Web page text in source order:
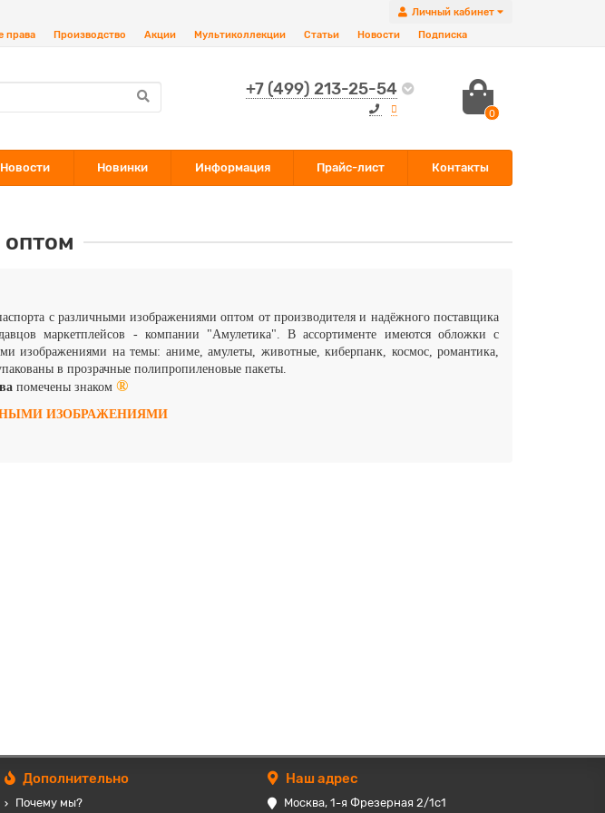
Личный кабинет
права Производство Акции Мультиколлекции Статьи Новости Подписка
+7 (499) 213-25-54
0
Новости Новинки Информация Прайс-лист Контакты
с различными изображениями оптом от производителя и надёжного поставщика
маркетплейсов - компании "Амулетика". В ассортименте имеются обложки с
изображениями на темы: аниме, амулеты, животные, киберпанк, космос, романтика,
в прозрачные полипропиленовые пакеты.
помечены знаком ®
ИЗОБРАЖЕНИЯМИ
Дополнительно
Почему мы?
Наш адрес
Москва, 1-я Фрезерная 2/1с1